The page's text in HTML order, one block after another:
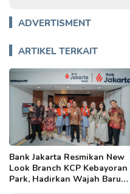
ADVERTISMENT
ARTIKEL TERKAIT
Bank Jakarta Resmikan New
Look Branch KCP Kebayoran
Park, Hadirkan Wajah Baru